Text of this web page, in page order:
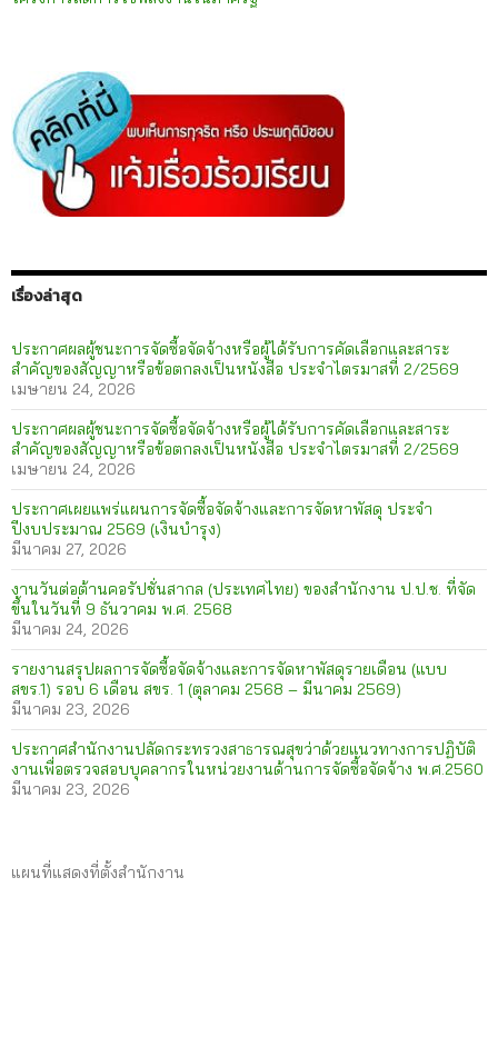
เรื่องล่าสุด
ประกาศผลผู้ชนะการจัดซื้อจัดจ้างหรือผู้ได้รับการคัดเลือกและสาระ
สำคัญของสัญญาหรือข้อตกลงเป็นหนังสือ ประจำไตรมาสที่ 2/2569
เมษายน 24, 2026
ประกาศผลผู้ชนะการจัดซื้อจัดจ้างหรือผู้ได้รับการคัดเลือกและสาระ
สำคัญของสัญญาหรือข้อตกลงเป็นหนังสือ ประจำไตรมาสที่ 2/2569
เมษายน 24, 2026
ประกาศเผยแพร่แผนการจัดซื้อจัดจ้างและการจัดหาพัสดุ ประจำ
ปีงบประมาณ 2569 (เงินบำรุง)
มีนาคม 27, 2026
งานวันต่อต้านคอรัปชั่นสากล (ประเทศไทย) ของสำนักงาน ป.ป.ช. ที่จัด
ขึ้นในวันที่ 9 ธันวาคม พ.ศ. 2568
มีนาคม 24, 2026
รายงานสรุปผลการจัดซื้อจัดจ้างและการจัดหาพัสดุรายเดือน (แบบ
สขร.1) รอบ 6 เดือน สขร. 1 (ตุลาคม 2568 – มีนาคม 2569)
มีนาคม 23, 2026
ประกาศสำนักงานปลัดกระทรวงสาธารณสุขว่าด้วยแนวทางการปฏิบัติ
งานเพื่อตรวจสอบบุคลากรในหน่วยงานด้านการจัดซื้อจัดจ้าง พ.ศ.2560
มีนาคม 23, 2026
แผนที่แสดงที่ตั้งสำนักงาน